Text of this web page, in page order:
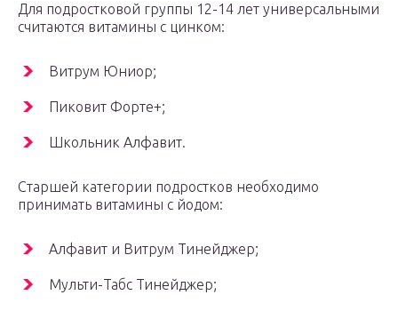
Для подростковой группы 12-14 лет универсальными
считаются витамины с цинком:
Витрум Юниор;
Пиковит Форте+;
Школьник Алфавит.
Старшей категории подростков необходимо
принимать витамины с йодом:
Алфавит и Витрум Тинейджер;
Мульти-Табс Тинейджер;